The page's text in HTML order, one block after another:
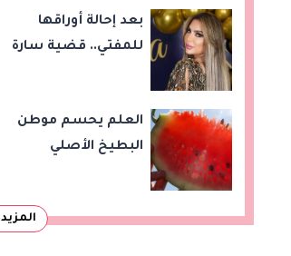
بعد إحالة أوراقها
للمفتي.. قضية سارة
العلم يحسم موطن
البطيخ الأصلي
المزيد